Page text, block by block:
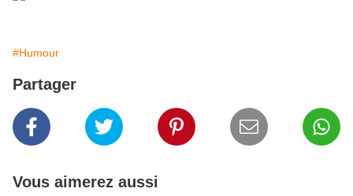
#Humour
Partager
Vous aimerez aussi